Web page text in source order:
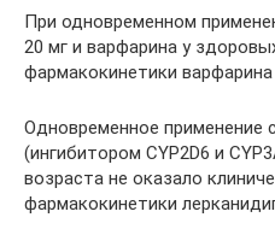
При одновременном
20 мг и варфарина у
фармакокинетики
Одновременное применение
(ингибитором CYP2D6 и
возраста не оказало
фармакокинетики